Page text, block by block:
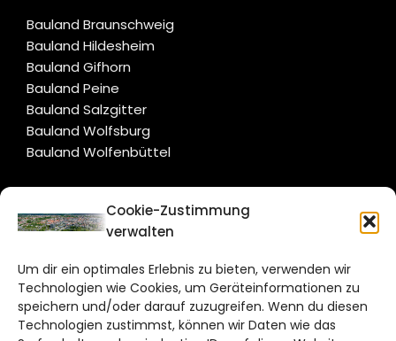
Cookie-Zustimmung
verwalten
Um dir ein optimales Erlebnis zu bieten, verwenden wir
Technologien wie Cookies, um Geräteinformationen zu
speichern und/oder darauf zuzugreifen. Wenn du diesen
Technologien zustimmst, können wir Daten wie das
Bauland Braunschweig
Bauland Hildesheim
Bauland Gifhorn
Bauland Peine
Bauland Salzgitter
Bauland Wolfsburg
Bauland Wolfenbüttel
CITYLIFE!
Bruchtorwall 12
38100 Braunschweig
Telefon: 0531 387220 – 65